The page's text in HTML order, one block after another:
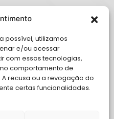
possível, utilizamos
e/ou acessar
com essas tecnologias,
comportamento de
A recusa ou a revogação do
certas funcionalidades.